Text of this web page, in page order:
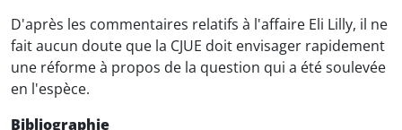
D'après les commentaires relatifs à l'affaire Eli Lilly, il ne
fait aucun doute que la CJUE doit envisager rapidement
une réforme à propos de la question qui a été soulevée
en l'espèce.
Bibliographie